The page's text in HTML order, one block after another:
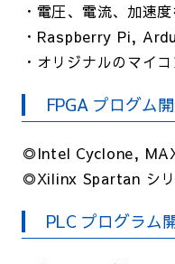
・電圧、電流、加速
・Raspberry Pi,
・オリジナルのマイ
FPGA プログム
◎Intel Cyclone,
◎Xilinx Spartan シ
PLC プログラム